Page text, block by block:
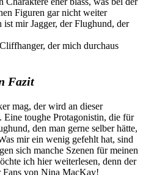
Figuren gar nicht weiter
mir Jagger, der Flughund, der
der mich durchaus
Fazit
mag, der wird an dieser
Eine toughe Protagonistin, die für
den man gerne selber hätte,
mir ein wenig gefehlt hat, sind
sich manche Szenen für meinen
ich hier weiterlesen, denn der
von Nina MacKay!